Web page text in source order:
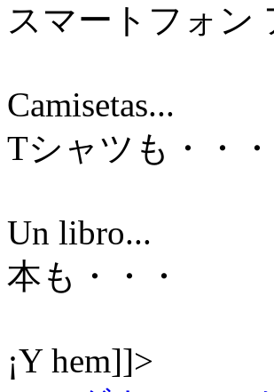
スマートフォン
Camisetas...
Tシャツも・・・
Un libro...
本も・・・
¡Y hem]]>